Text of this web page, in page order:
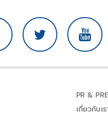
PR &
เกี่ยวกับเร